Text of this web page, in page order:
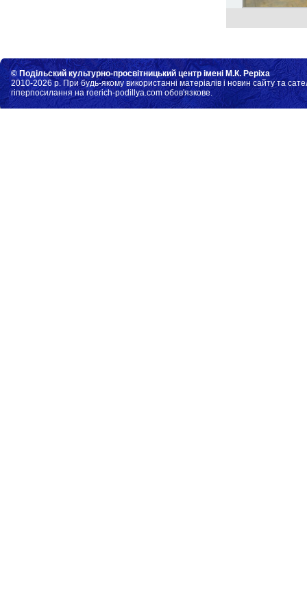
© Подільский культурно-просвітницький центр імені М.К. Реріха
2010-2026 р. При будь-якому використанні матеріалів і новин сайту та
гіперпосилання на roerich-podillya.com обов'язкове.